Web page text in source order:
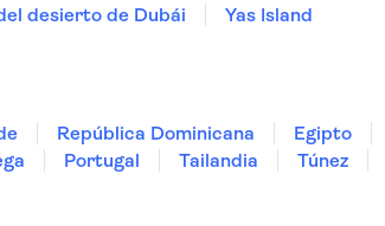
desierto de Dubái
Yas Island
República Dominicana Egipto
Portugal Tailandia Túnez